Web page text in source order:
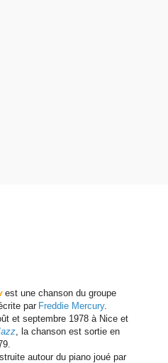
est une chanson du groupe
par Freddie Mercury.
et septembre 1978 à Nice et
, la chanson est sortie en
autour du piano joué par